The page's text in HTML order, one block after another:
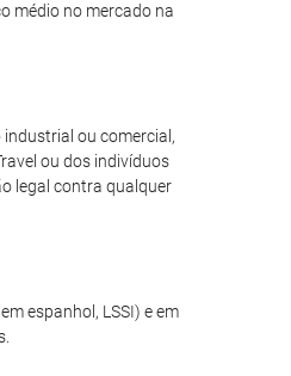
médio no mercado na
ou comercial,
ou dos indivíduos
legal contra qualquer
espanhol, LSSI) e em